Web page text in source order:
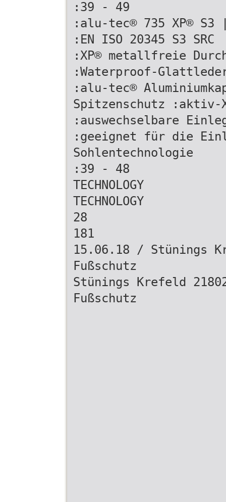
:39 - 49
:alu-tec® 735 XP® S3 |
:EN ISO 20345 S3 SRC
:XP® metallfreie
:Waterproof-
:alu-tec®
Spitzenschutz :aktiv-
:auswechselbare
:geeignet für die
Sohlentechnologie
:39 - 48
TECHNOLOGY
TECHNOLOGY
28
181
15.06.18 / Stünings
Fußschutz
Stünings Krefeld
Fußschutz